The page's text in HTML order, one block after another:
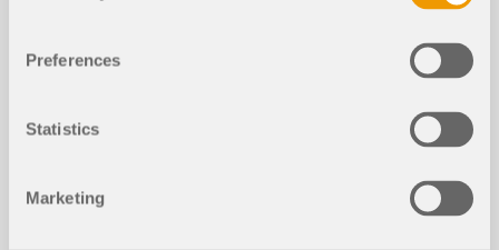
Preferences
Statistics
Marketing
Veranstaltungen